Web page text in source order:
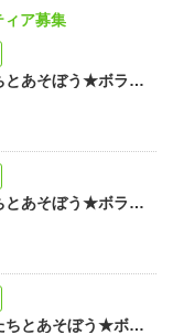
ア募集
【京都】自然の中で子どもたちとあそぼう★ボランティアリーダー大募集！！
【大阪】自然の中で子どもたちとあそぼう★ボランティアリーダー大募集！！
【名古屋】自然の中でこどもたちとあそぼう★ボランティアリーダー大募集！！